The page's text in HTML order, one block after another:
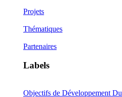
Projets
Thématiques
Partenaires
Labels
Objectifs de Développement